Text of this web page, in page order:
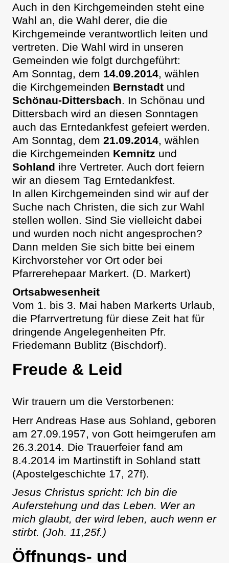
Auch in den Kirchgemeinden steht eine
Wahl an, die Wahl derer, die die
Kirchgemeinde verantwortlich leiten und
vertreten. Die Wahl wird in unseren
Gemeinden wie folgt durchgeführt:
Am Sonntag, dem 14.09.2014, wählen
die Kirchgemeinden Bernstadt und
Schönau-Dittersbach. In Schönau und
Dittersbach wird an diesen Sonntagen
auch das Erntedankfest gefeiert werden.
Am Sonntag, dem 21.09.2014, wählen
die Kirchgemeinden Kemnitz und
Sohland ihre Vertreter. Auch dort feiern
wir an diesem Tag Erntedankfest.
In allen Kirchgemeinden sind wir auf der
Suche nach Christen, die sich zur Wahl
stellen wollen. Sind Sie vielleicht dabei
und wurden noch nicht angesprochen?
Dann melden Sie sich bitte bei einem
Kirchvorsteher vor Ort oder bei
Pfarrerehepaar Markert. (D. Markert)
Ortsabwesenheit
Vom 1. bis 3. Mai haben Markerts Urlaub,
die Pfarrvertretung für diese Zeit hat für
dringende Angelegenheiten Pfr.
Friedemann Bublitz (Bischdorf).
Freude & Leid
Wir trauern um die Verstorbenen:
Herr Andreas Hase aus Sohland, geboren
am 27.09.1957, von Gott heimgerufen am
26.3.2014. Die Trauerfeier fand am
8.4.2014 im Martinstift in Sohland statt
(Apostelgeschichte 17, 27f).
Jesus Christus spricht: Ich bin die
Auferstehung und das Leben. Wer an
mich glaubt, der wird leben, auch wenn er
stirbt. (Joh. 11,25f.)
Öffnungs- und